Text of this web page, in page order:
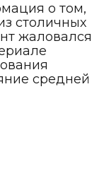
о том,
столичных
жаловался
средней